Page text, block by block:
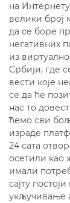
на
велики број
да се боре
негативних
из
Србији, где
вести које
се да ће
нас то
ћемо сви
израде
24 сата
осетили као
имали
сајту
укључивање